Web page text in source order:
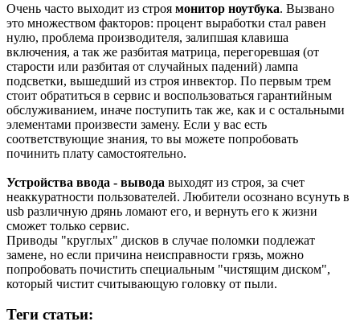
Очень часто выходит из строя монитор ноутбука. Вызвано
это множеством факторов: процент выработки стал равен
нулю, проблема производителя, залипшая клавиша
включения, а так же разбитая матрица, перегоревшая (от
старости или разбитая от случайных падений) лампа
подсветки, вышедший из строя инвектор. По первым трем
стоит обратиться в сервис и воспользоваться гарантийным
обслуживанием, иначе поступить так же, как и с остальными
элементами произвести замену. Если у вас есть
соответствующие знания, то вы можете попробовать
починить плату самостоятельно.
Устройства ввода - вывода выходят из строя, за счет
неаккуратности пользователей. Любители осознано всунуть в
usb различную дрянь ломают его, и вернуть его к жизни
сможет только сервис.
Приводы "круглых" дисков в случае поломки подлежат
замене, но если причина неисправности грязь, можно
попробовать почистить специальным "чистящим диском",
который чистит считывающую головку от пыли.
Теги статьи: